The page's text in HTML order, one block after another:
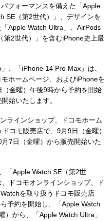
フォーマンスを備えた「Apple
SE（第2世代）」、デザインを
Apple Watch Ultra」、AirPods
第2世代）」を含むiPhone史上最
、「iPhone 14 Pro Max」は、
ホームページ、およびiPhoneを
金曜）午後9時から予約を開始
始いたします。
ラインショップ、ドコモホーム
コモ販売店で、9月9日（金曜）
月7日（金曜）から販売開始いた
「Apple Watch SE（第2世
ドコモオンラインショップ、ド
を取り扱うドコモ販売店
予約を開始し、「Apple Watch
から、「Apple Watch Ultra」